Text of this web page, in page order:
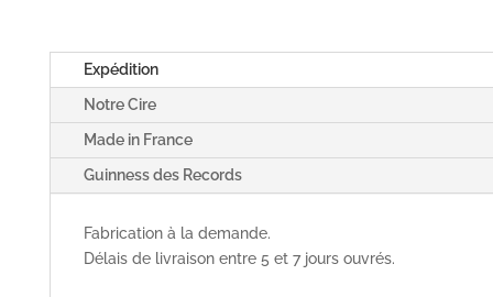
Expédition
Notre Cire
Made in France
Guinness des Records
Fabrication à la demande.
Délais de livraison entre 5 et 7 jours ouvrés.